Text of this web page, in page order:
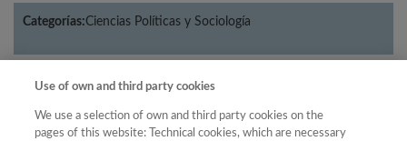
Categorías:Ciencias Políticas y Sociología
Año
Use of own and third party cookies
We use a selection of own and third party cookies on the
pages of this website: Technical cookies, which are necessary